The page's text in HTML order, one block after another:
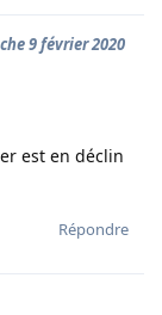
9 février 2020
est en déclin
Répondre